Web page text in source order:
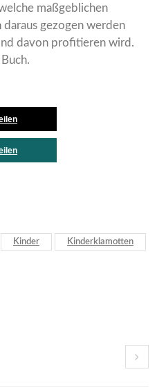
maßgeblichen
gezogen werden
davon profitieren wird.
Kinder Kinderklamotten